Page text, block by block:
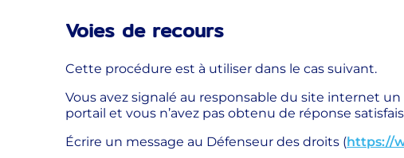
Voies de recours
Cette procédure est à utiliser dans le cas suivant.
Vous avez signalé au responsable du site internet
portail et vous n’avez pas obtenu de réponse
Écrire un message au Défenseur des droits (https://